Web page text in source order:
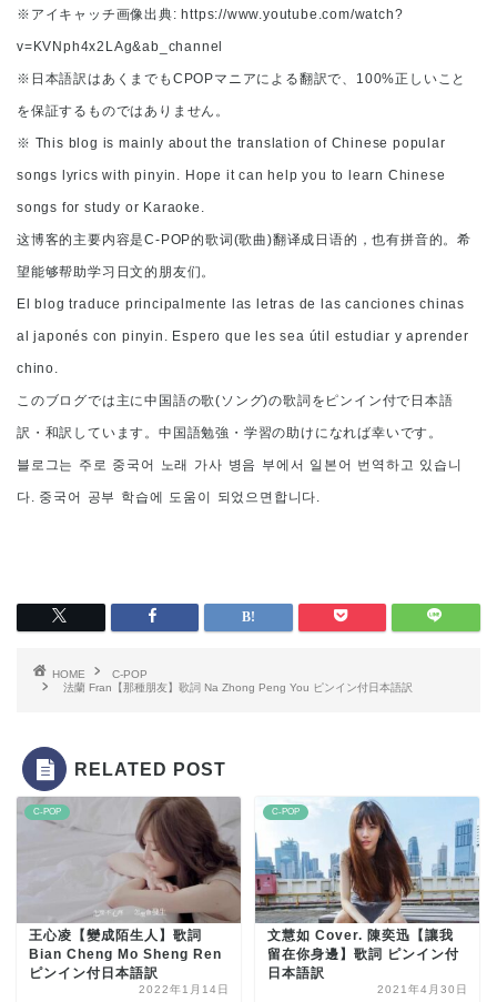
※ アイキャッチ画像出典: https://www.youtube.com/watch?
v=KVNph4x2LAg&ab_channel
※ 日本語訳はあくまでも CPOPマニアによる翻訳で、 100%正しいこと
を保証するものではありません。
※ This blog is mainly about the translation of Chinese popular
songs lyrics with pinyin. Hope it can help you to learn Chinese
songs for study or Karaoke.
这博客的主要内容是C-POP的歌词(歌曲)翻译成日语的，也有拼音的。希
望能够帮助学习日文的朋友们。
El blog traduce principalmente las letras de las canciones chinas
al japonés con pinyin. Espero que les sea útil estudiar y aprender
chino.
このブログでは主に中国語の歌(ソング)の歌詞をピンイン付で日本語
訳・和訳しています。中国語勉強・学習の助けになれば幸いです。
블로그는 주로 중국어 노래 가사 병음 부에서 일본어 번역하고 있습니
다 중국어 공부 학습에 도움이 되었으면합니다
HOME
C-POP
法蘭 Fran【那種朋友】歌詞 Na Zhong Peng You ピンイン付日本語訳
RELATED POST
C-POP
王心凌【變成陌生人】歌詞
Bian Cheng Mo Sheng Ren
ピンイン付日本語訳
2022年1月14日
C-POP
文慧如 Cover. 陳奕迅【讓我
留在你身邊】歌詞 ピンイン付
日本語訳
2021年4月30日